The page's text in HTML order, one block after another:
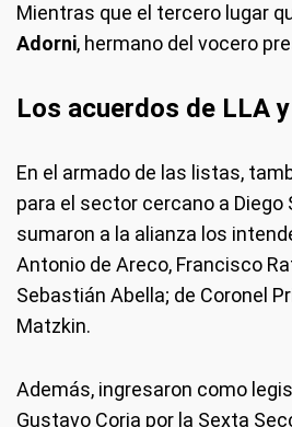
Mientras que el tercero lugar
Adorni, hermano del vocero
Los acuerdos de LLA
En el armado de las listas,
para el sector cercano a Diego
sumaron a la alianza los
Antonio de Areco, Francisco
Sebastián Abella; de Coronel
Matzkin.
Además, ingresaron como
Gustavo Coria por la Sexta